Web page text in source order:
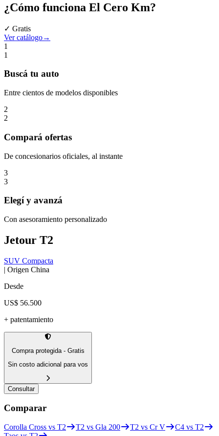
¿Cómo funciona El Cero Km?
✓ Gratis
Ver catálogo→
1
1
Buscá tu auto
Entre cientos de modelos disponibles
2
2
Compará ofertas
De concesionarios oficiales, al instante
3
3
Elegí y avanzá
Con asesoramiento personalizado
Jetour T2
SUV Compacta
| Origen China
Desde
US$ 56.500
+ patentamiento
Compra protegida - Gratis
Sin costo adicional para vos
Consultar
Comparar
Corolla Cross vs T2 T2 vs Gla 200 T2 vs Cr V
C4 vs T2